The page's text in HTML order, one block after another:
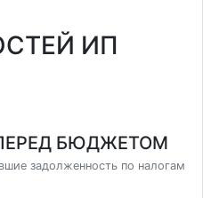
ИП
БЮДЖЕТОМ
задолженность по налогам